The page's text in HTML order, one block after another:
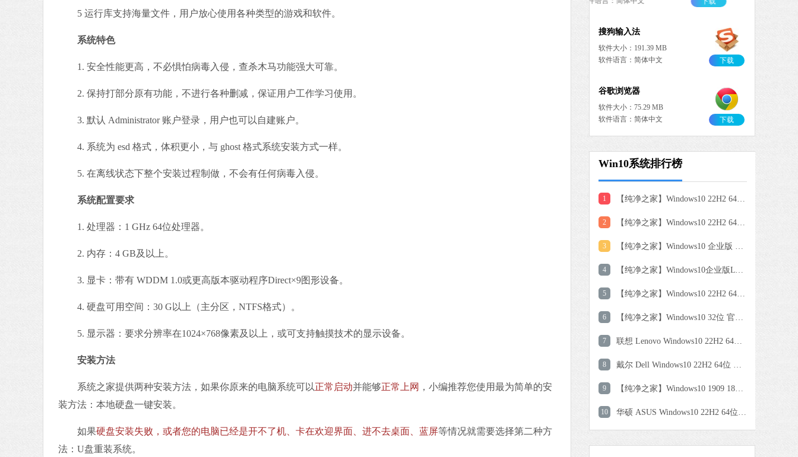
5 运行库支持海量文件，用户放心使用各种类型的游戏和软件。
系统特色
1. 安全性能更高，不必惧怕病毒入侵，查杀木马功能强大可靠。
2. 保持打部分原有功能，不进行各种删减，保证用户工作学习使用。
3. 默认 Administrator 账户登录，用户也可以自建账户。
4. 系统为 esd 格式，体积更小，与 ghost 格式系统安装方式一样。
5. 在离线状态下整个安装过程制做，不会有任何病毒入侵。
系统配置要求
1. 处理器：1 GHz 64位处理器。
2. 内存：4 GB及以上。
3. 显卡：带有 WDDM 1.0或更高版本驱动程序Direct×9图形设备。
4. 硬盘可用空间：30 G以上（主分区，NTFS格式）。
5. 显示器：要求分辨率在1024×768像素及以上，或可支持触摸技术的显示设备。
安装方法
系统之家提供两种安装方法，如果你原来的电脑系统可以正常启动并能够正常上网 ，小编推荐您使用最为简单的安
装方法：本地硬盘一键安装。
如果硬盘安装失败，或者您的电脑已经是开不了机、卡在欢迎界面、进不去桌面、蓝屏等情况就需要选择第二种方
法：U盘重装系统。
下载
QQ浏览器
软件大小：97.60 MB
软件语言：简体中文
下载
Win10系统排行榜
1 【纯净之家】Windows10 22H2 64位 游戏优化版
2 【纯净之家】Windows10 22H2 64位 专业工作站版
3 【纯净之家】Windows10 企业版 LTSC 2021
4 【纯净之家】Windows10企业版LTSC 2021 纯净版
5 【纯净之家】Windows10 22H2 64位 企业版
6 【纯净之家】Windows10 32位 官方正式版
7 联想 Lenovo Windows10 22H2 64位专业版
8 戴尔 Dell Windows10 22H2 64位 专业装机版
9 【纯净之家】Windows10 1909 18363.778 官方镜像
10 华硕 ASUS Windows10 22H2 64位 专业装机版